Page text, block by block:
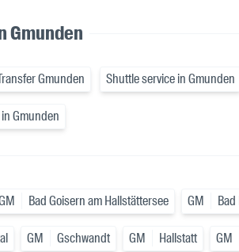
Gmunden
Gmunden Shuttle service in Gmunden
Gmunden
Bad Goisern am Hallstättersee GM
GM Gschwandt GM Hallstatt GM